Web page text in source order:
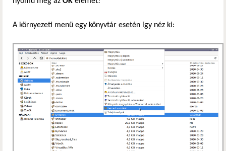
A környezeti menü egy könyvtár esetén így néz ki: